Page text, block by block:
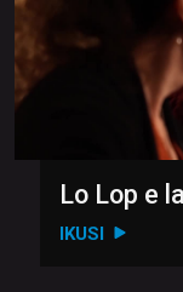
Lo Lop e
IKUSI